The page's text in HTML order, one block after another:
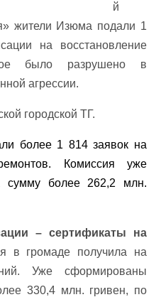
й
жители Изюма подали 1
на восстановление
было разрушено в
агрессии.
городской ТГ.
более 1 814 заявок на
Комиссия уже
сумму более 262,2 млн.
– сертификаты на
в громаде получила на
Уже сформированы
330,4 млн. гривен, по